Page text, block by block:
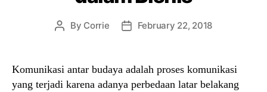
Post
By Corrie
PostFebruary 22, 2018
Komunikasi antar budaya adalah proses komunikasi
yang terjadi karena adanya perbedaan latar belakang